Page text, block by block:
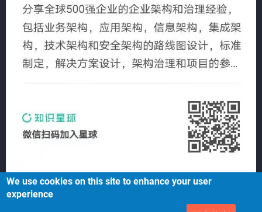
We use cookies on this site to enhance your user
experience